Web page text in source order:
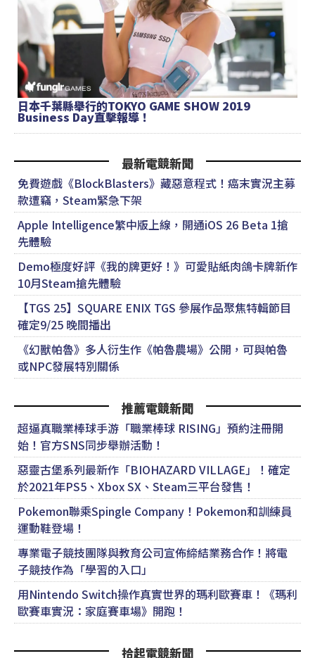
日本千葉縣舉行的TOKYO GAME SHOW 2019
Business Day直擊報導！
最新電競新聞
免費遊戲《BlockBlasters》藏惡意程式！癌末實況主募
款遭竊，Steam緊急下架
Apple Intelligence繁中版上線，開通iOS 26 Beta 1搶
先體驗
Demo極度好評《我的牌更好！》可愛貼紙肉鴿卡牌新作
10月Steam搶先體驗
【TGS 25】SQUARE ENIX TGS 參展作品聚焦特輯節目
確定9/25 晚間播出
《幻獸帕魯》多人衍生作《帕魯農場》公開，可與帕魯
或NPC發展特別關係
推薦電競新聞
超逼真職業棒球手游「職業棒球 RISING」預約注冊開
始！官方SNS同步舉辦活動！
惡靈古堡系列最新作「BIOHAZARD VILLAGE」！確定
於2021年PS5、Xbox SX、Steam三平台發售！
Pokemon聯乘Spingle Company！Pokemon和訓練員
運動鞋登場！
專業電子競技團隊與教育公司宣佈締結業務合作！將電
子競技作為「學習的入口」
用Nintendo Switch操作真實世界的瑪利歐賽車！《瑪利
歐賽車實況：家庭賽車場》開跑！
拾起電競新聞